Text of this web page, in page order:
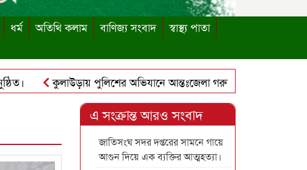
ধর্ম অতিথি কলাম বাণিজ্য সংবাদ
স্বাস্থ্য পাতা
কুলাউড়ায় পুলিশের অভিযানে আন্তঃজেলা গরুচোর চক্রের ৬ সদস্য
কুলাউড়ায় পাবলিক লাইব্রেরি পুনঃস্থাপনের দাবিতে ইউএনও বরাবর
এ সংক্রান্ত আরও সংবাদ
জাতিসংঘ সদর দপ্তরের সামনে গায়ে
আগুন দিয়ে এক ব্যক্তির আত্মহত্যা।